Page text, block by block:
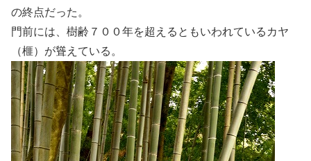
の終点だった。
門前には、樹齢７００年を超えるともいわれているカヤ
（榧）が聳えている。